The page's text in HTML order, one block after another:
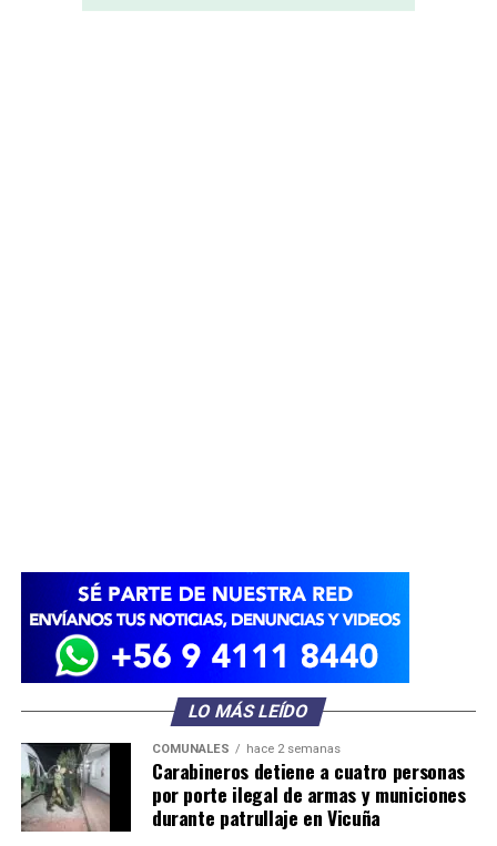
LO MÁS LEÍDO
COMUNALES hace 2 semanas
Carabineros detiene a cuatro personas
por porte ilegal de armas y municiones
durante patrullaje en Vicuña